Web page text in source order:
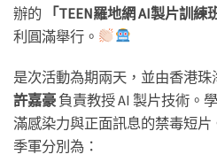
辦的
「TEEN羅地網AI製片訓練
利圓滿舉行。
是次活動為期兩天，並由香港
許嘉豪 負責教授 AI 製片技術。
滿感染力與正面訊息的禁毒短片
季軍分別為：